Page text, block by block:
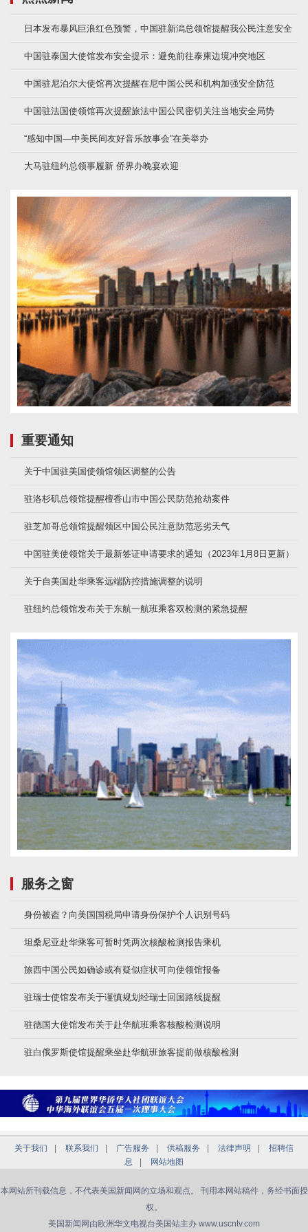
日本发布暴风巨浪红色预警，中国驻新潟总领馆提醒我公民注意安全
中国驻泰国大使馆发布安全提示：避免前往泰柬边境冲突地区
中国驻尼泊尔大使馆再次提醒在尼中国公民和机构加强安全防范
中国驻法国使领馆再次提醒旅法中国公民密切关注当地安全局势
“感知中国—中美民间友好音乐故事会”在美举办
大马驻纽约总领事履新 侨界办晚宴欢迎
重要通知
关于中国驻美国使领馆领区调整的公告
驻洛杉矶总领馆提醒檀香山市中国公民防范抢劫案件
驻芝加哥总领馆提醒领区中国公民注意防范恶劣天气
中国驻美使领馆关于最新签证申请要求的通知（2023年1月8日更新）
关于自美国赴华乘客远端防控措施调整的说明
驻纽约总领馆发布关于东航一航班乘客双检测的紧急提醒
服务之窗
身份被盗？向美国国税局申请身份保护个人识别号码
坦桑尼亚赴华乘客可暂时凭两次核酸检测报告乘机
旅西中国公民如确诊或有疑似症状可向使领馆报备
驻瑞士使馆发布关于谨慎规划经瑞士回国路线提醒
驻德国大使馆发布关于赴华航班乘客核酸检测说明
驻白俄罗斯使馆提醒乘坐赴华航班旅客提前做核酸检测
关于我们 联系我们 广告服务 供稿服务 法律声明
招聘信
息
网站地图
本网站所刊载信息，不代表美国新闻网的立场和观点。 刊用本网站稿件，务经书面授
权。
美国新闻网由欧洲华文电视台美国站主办 www.uscntv.com